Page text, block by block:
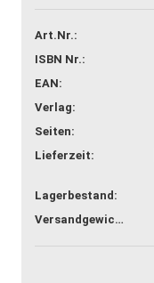
Art.Nr.:
ISBN Nr.:
EAN:
Verlag:
Seiten:
Lieferzeit:
Lagerbestand:
Versandgewicht: